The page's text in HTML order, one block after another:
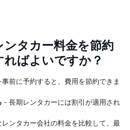
タカー料金を節約
ばよいですか？
前に予約すると、費用を節約できま
- 長期レンタカーには割引が適用され
ンタカー会社の料金を比較して、最